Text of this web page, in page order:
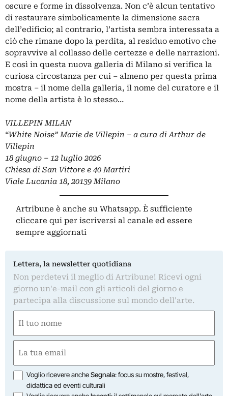
oscure e forme in dissolvenza. Non c’è alcun tentativo
di restaurare simbolicamente la dimensione sacra
dell’edificio; al contrario, l’artista sembra interessata a
ciò che rimane dopo la perdita, al residuo emotivo che
sopravvive al collasso delle certezze e delle narrazioni.
E così in questa nuova galleria di Milano si verifica la
curiosa circostanza per cui – almeno per questa prima
mostra – il nome della galleria, il nome del curatore e il
nome della artista è lo stesso…
VILLEPIN MILAN
“White Noise” Marie de Villepin – a cura di Arthur de
Villepin
18 giugno – 12 luglio 2026
Chiesa di San Vittore e 40 Martiri
Viale Lucania 18, 20139 Milano
Artribune è anche su Whatsapp. È sufficiente
cliccare qui per iscriversi al canale ed essere
sempre aggiornati
Lettera, la newsletter quotidiana
Non perdetevi il meglio di Artribune! Ricevi ogni
giorno un'e-mail con gli articoli del giorno e
partecipa alla discussione sul mondo dell'arte.
(Obbligatorio)
Nome
(Obbligatorio)
Opzioni
Voglio ricevere ancheSegnala: focus su mostre, festival,
didattica ed eventi culturali